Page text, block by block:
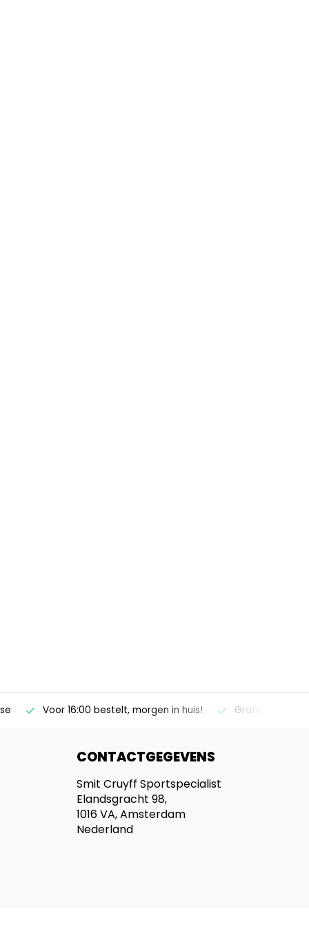
Voor 16:00 bestelt, morgen in huis! Gratis
CONTACTGEGEVENS
Smit Cruyff Sportspecialist
Elandsgracht 98,
1016 VA, Amsterdam
Nederland